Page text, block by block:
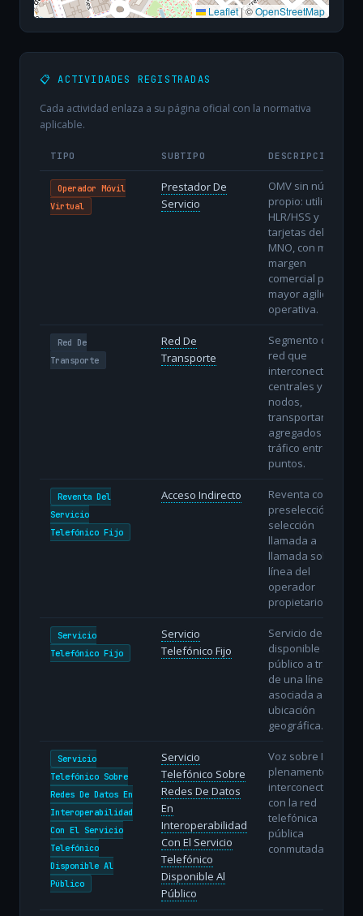
Leaflet |©OpenStreetMap
📋 ACTIVIDADES REGISTRADAS
Cada actividad enlaza a su página oficial con la normativa
aplicable.
TIPO SUBTIPO DESCRIPCIÓN
Operador Móvil
Virtual
Prestador De
Servicio
OMV sin núcleo
propio: utiliza
HLR/HSS y
tarjetas del
MNO, con menor
margen
comercial pero
mayor agilidad
operativa.
Red De
Transporte
Red De
Transporte
Segmento de
red que
interconecta
centrales y
nodos,
transportando
agregados de
tráfico entre
puntos.
Reventa Del
Servicio
Telefónico Fijo
Acceso Indirecto
Reventa con
preselección o
selección
llamada a
llamada sobre la
línea del
operador
propietario.
Servicio
Telefónico Fijo
Servicio
Telefónico Fijo
Servicio de voz
disponible al
público a través
de una línea fija
asociada a una
ubicación
geográfica.
Servicio
Telefónico Sobre
Redes De Datos En
Interoperabilidad
Con El Servicio
Telefónico
Disponible Al
Público
Servicio
Telefónico Sobre
Redes De Datos
En
Interoperabilidad
Con El Servicio
Telefónico
Disponible Al
Público
Voz sobre IP
plenamente
interconectada
con la red
telefónica
pública
conmutada.